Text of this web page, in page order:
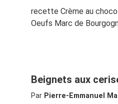
recette Crème au
Oeufs Marc de
Beignets aux
Par Pierre-Emmanuel